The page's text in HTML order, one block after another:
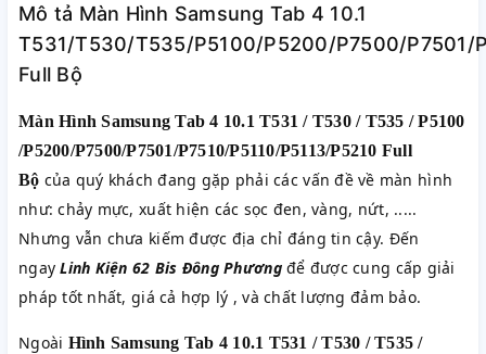
Mô tả Màn Hình Samsung Tab 4 10.1
T531/T530/T535/P5100/P5200/P7500/P7501/
Full Bộ
Màn Hình Samsung Tab 4 10.1 T531 / T530 / T535 / P5100
/P5200/P7500/P7501/P7510/P5110/P5113/P5210 Full
Bộ của quý khách đang gặp phải các vấn đề về màn hình
như: chảy mực, xuất hiện các sọc đen, vàng, nứt, .....
Nhưng vẫn chưa kiếm được địa chỉ đáng tin cậy. Đến
ngayLinh Kiện 62 Bis Đông Phươngđể được cung cấp giải
pháp tốt nhất, giá cả hợp lý , và chất lượng đảm bảo.
Ngoài Hình Samsung Tab 4 10.1 T531 / T530 / T535 /